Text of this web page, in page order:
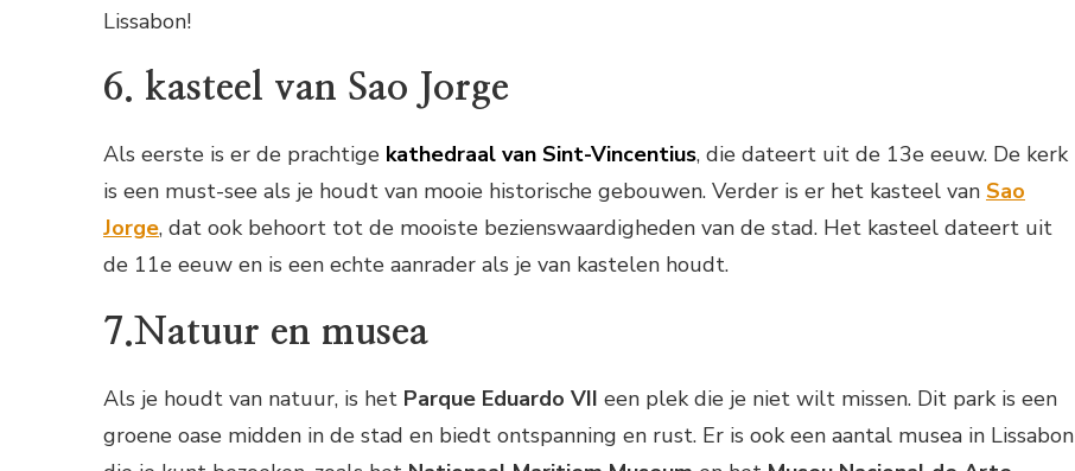
Lissabon!
6. kasteel van Sao Jorge
Als eerste is er de prachtige kathedraal van Sint-Vincentius, die dateert uit de 13e eeuw. De kerk
is een must-see als je houdt van mooie historische gebouwen. Verder is er het kasteel van Sao
Jorge, dat ook behoort tot de mooiste bezienswaardigheden van de stad. Het kasteel dateert uit
de 11e eeuw en is een echte aanrader als je van kastelen houdt.
7.Natuur en musea
Als je houdt van natuur, is het Parque Eduardo VII een plek die je niet wilt missen. Dit park is een
groene oase midden in de stad en biedt ontspanning en rust. Er is ook een aantal musea in Lissabon